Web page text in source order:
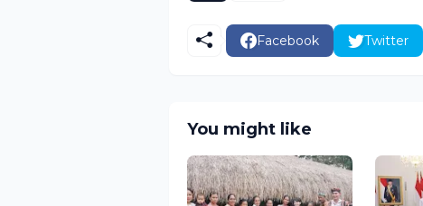
Facebook Twitter
You might like